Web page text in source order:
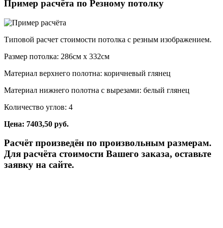
Пример расчёта по Резному потолку
Типовой расчет стоимости потолка с резным изображением.
Размер потолка: 286см x 332см
Материал верхнего полотна: коричневый глянец
Материал нижнего полотна с вырезами: белый глянец
Количество углов: 4
Цена: 7403,50 руб.
Расчёт произведён по произвольным размерам.
Для расчёта стоимости Вашего заказа, оставьте
заявку на сайте.